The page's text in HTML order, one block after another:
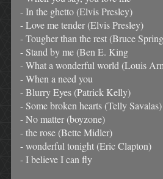
- In the ghetto (Elvis Presley)
- Love me tender (Elvis Presley)
- Tougher than the rest (Bruce
- Stand by me (Ben E. King
- What a wonderful world (Louis
- When a need you
- Blurry Eyes (Patrick Kelly)
- Some broken hearts (Telly Savalas)
- No matter (boyzone)
- the rose (Bette Midler)
- wonderful tonight (Eric Clapton)
- I believe I can fly